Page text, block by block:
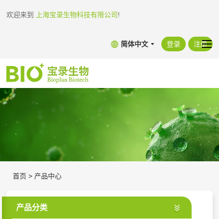
欢迎来到 上海宝录生物科技有限公司!
简体中文 登录 注册
首页 > 产品中心
产品分类